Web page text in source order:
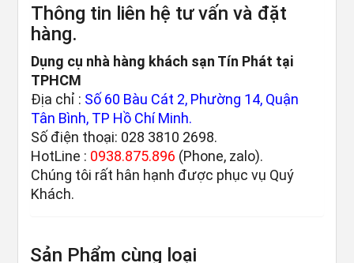
Thông tin liên hệ tư vấn và đặt
hàng.
Dụng cụ nhà hàng khách sạn Tín Phát tại
TPHCM
Địa chỉ : Số 60 Bàu Cát 2, Phường 14, Quận
Tân Bình, TP Hồ Chí Minh.
Số điện thoại: 028 3810 2698.
HotLine : 0938.875.896 (Phone, zalo).
Chúng tôi rất hân hạnh được phục vụ Quý
Khách.
Sản Phẩm cùng loại